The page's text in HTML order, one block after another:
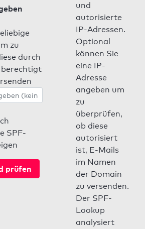
zu
durch
berechtigt
SPF-
prüfen
und
autorisierte
IP-Adressen.
Optional
können Sie
eine IP-
Adresse
angeben um
zu
überprüfen,
ob diese
autorisiert
ist, E-Mails
im Namen
der Domain
zu versenden.
Der SPF-
Lookup
analysiert